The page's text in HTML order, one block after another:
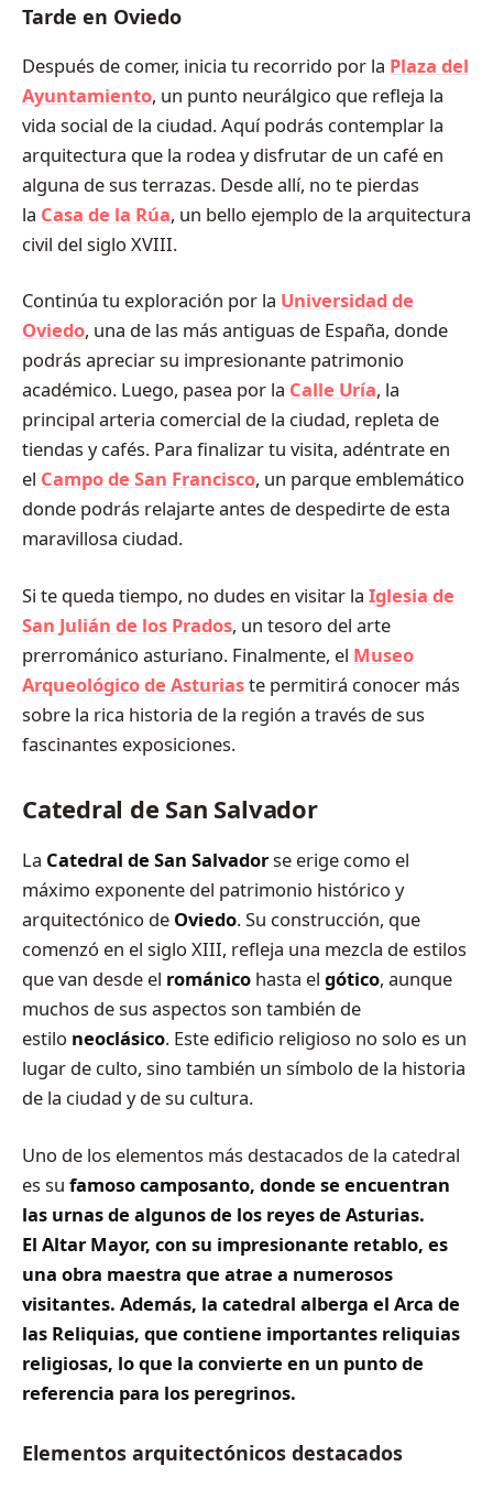
Tarde en Oviedo
Después de comer, inicia tu recorrido por la Plaza del
Ayuntamiento, un punto neurálgico que refleja la
vida social de la ciudad. Aquí podrás contemplar la
arquitectura que la rodea y disfrutar de un café en
alguna de sus terrazas. Desde allí, no te pierdas
la Casa de la Rúa, un bello ejemplo de la arquitectura
civil del siglo XVIII.
Continúa tu exploración por la Universidad de
Oviedo, una de las más antiguas de España, donde
podrás apreciar su impresionante patrimonio
académico. Luego, pasea por la Calle Uría, la
principal arteria comercial de la ciudad, repleta de
tiendas y cafés. Para finalizar tu visita, adéntrate en
el Campo de San Francisco, un parque emblemático
donde podrás relajarte antes de despedirte de esta
maravillosa ciudad.
Si te queda tiempo, no dudes en visitar la Iglesia de
San Julián de los Prados, un tesoro del arte
prerrománico asturiano. Finalmente, el Museo
Arqueológico de Asturiaste permitirá conocer más
sobre la rica historia de la región a través de sus
fascinantes exposiciones.
Catedral de San Salvador
La Catedral de San Salvadorse erige como el
máximo exponente del patrimonio histórico y
arquitectónico de Oviedo. Su construcción, que
comenzó en el siglo XIII, refleja una mezcla de estilos
que van desde el románico hasta el gótico, aunque
muchos de sus aspectos son también de
estilo neoclásico. Este edificio religioso no solo es un
lugar de culto, sino también un símbolo de la historia
de la ciudad y de su cultura.
Uno de los elementos más destacados de la catedral
es su famoso camposanto, donde se encuentran
las urnas de algunos de los reyes de Asturias.
El Altar Mayor, con su impresionante retablo, es
una obra maestra que atrae a numerosos
visitantes. Además, la catedral alberga el Arca de
las Reliquias, que contiene importantes reliquias
religiosas, lo que la convierte en un punto de
referencia para los peregrinos.
Elementos arquitectónicos destacados